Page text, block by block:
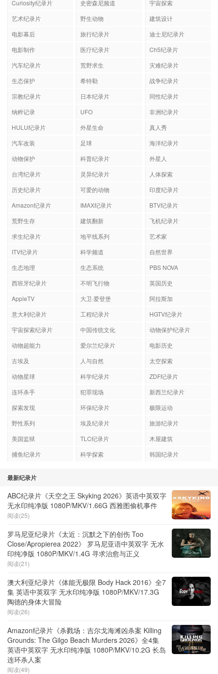
Curiosity纪录片 史密森尼频道
宇宙探索
艺术纪录片
野生动物
建筑设计
电影幕后
旅行纪录片
迪士尼纪录片
电影制作
医疗纪录片
Ch5纪录片
汽车纪录片
荒野求生
灾难纪录片
生态保护
希特勒
战争纪录片
宗教纪录片
日本纪录片
同性纪录片
纳粹记录
UFO
非洲纪录片
HULU纪录片
外星生命
真人秀
汽车改装
足球
海洋纪录片
动物保护
科普纪录片
外星人
台湾纪录片
灵异纪录片
人体探索
历史纪录片
可爱的动物
印度纪录片
Amazon纪录片
IMAX纪录片
BTV纪录片
荒野生存
建筑翻新
飞机纪录片
求生纪录片
地平线系列
艺术家
ITV纪录片
科学频道
自然世界
生态地理
生态系统
PBS NOVA
西班牙纪录片
不明飞行物
英国历史
AppleTV
大卫·爱登堡
阿拉斯加
意大利纪录片
工程纪录片
HGTV纪录片
宇宙探索纪录片
中国传统文化
动物保护纪录片
动物超能力
爱尔兰纪录片
电影历史
古埃及
人与自然
太空探索
动物星球
科学纪录片
ZDF纪录片
连环杀手
犯罪现场
新西兰纪录片
探索发现
环保纪录片
极限运动
野性系列
埃及纪录片
旅游纪录片
美国监狱
TLC纪录片
木屋建筑
捕鱼纪录片
科学探索 韩国纪录片
最新纪录片
ABC纪录片《天空之王 Skyking 2026》英语中英双字
无水印纯净版 1080P/MKV/1.66G 西雅图偷机事件
阅读(25)
罗马尼亚纪录片《太近：沉默之下的创伤 Too
Close/Apropierea 2022》 罗马尼亚语中英双字 无水
印纯净版 1080P/MKV/1.4G 寻求治愈与正义
阅读(21)
澳大利亚纪录片《体能无极限 Body Hack 2016》全7
集 英语中英双字 无水印纯净版 1080P/MKV/17.3G
陶德的身体大冒险
阅读(26)
Amazon纪录片《杀戮场：吉尔戈海滩凶杀案 Killing
Grounds: The Gilgo Beach Murders 2026》全4集
英语中英双字 无水印纯净版 1080P/MKV/10.2G 长岛
连环杀人案
阅读(49)